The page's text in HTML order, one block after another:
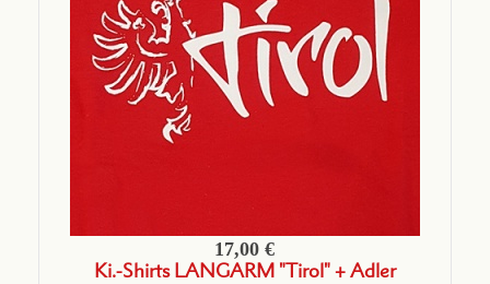
17,00 €
Ki.-Shirts LANGARM "Tirol" + Adler